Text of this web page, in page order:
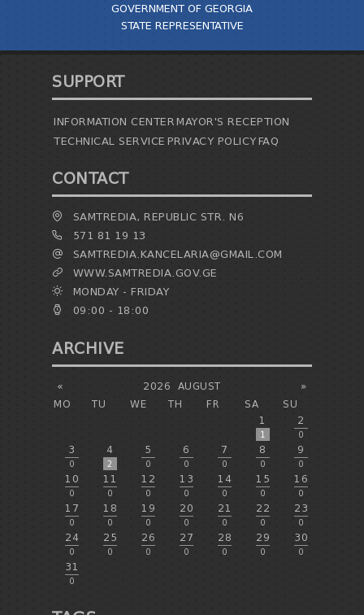
GOVERNMENT OF GEORGIA
STATE REPRESENTATIVE
SUPPORT
INFORMATION CENTERMAYOR'S RECEPTION
TECHNICAL SERVICE PRIVACY POLICYFAQ
CONTACT
SAMTREDIA, REPUBLIC STR. N6
571 81 19 13
SAMTREDIA.KANCELARIA@GMAIL.COM
WWW.SAMTREDIA.GOV.GE
MONDAY - FRIDAY
09:00 - 18:00
ARCHIVE
« »
2026
AUGUST
MO
TU WE TH FR SA
SU
1
1
2
0
3
0
4
2
5
0
6
0
7
0
8
0
9
0
10
0
11
0
12
0
13
0
14
0
15
0
16
0
17
0
18
0
19
0
20
0
21
0
22
0
23
0
24
0
25
0
26
0
27
0
28
0
29
0
30
0
31
0